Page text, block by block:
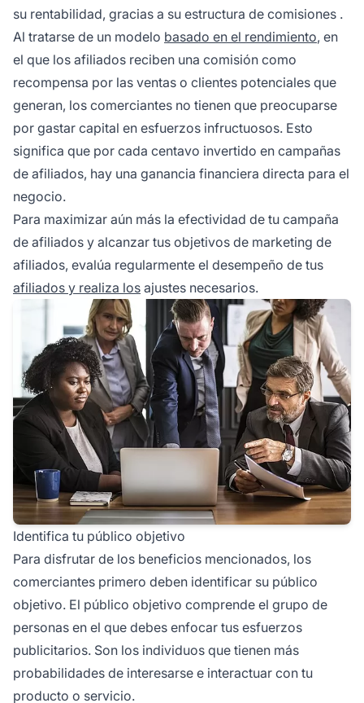
su rentabilidad, gracias a su estructura de comisiones .
Al tratarse de un modelo basado en el rendimiento, en
el que los afiliados reciben una comisión como
recompensa por las ventas o clientes potenciales que
generan, los comerciantes no tienen que preocuparse
por gastar capital en esfuerzos infructuosos. Esto
significa que por cada centavo invertido en campañas
de afiliados, hay una ganancia financiera directa para el
negocio.
Para maximizar aún más la efectividad de tu campaña
de afiliados y alcanzar tus objetivos de marketing de
afiliados, evalúa regularmente el desempeño de tus
afiliados y realiza los ajustes necesarios.
Identifica tu público objetivo
Para disfrutar de los beneficios mencionados, los
comerciantes primero deben identificar su público
objetivo. El público objetivo comprende el grupo de
personas en el que debes enfocar tus esfuerzos
publicitarios. Son los individuos que tienen más
probabilidades de interesarse e interactuar con tu
producto o servicio.